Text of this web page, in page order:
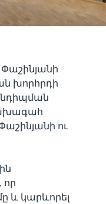
Փաշինյանի
խորհրդի
ու
որ
և կարևորել